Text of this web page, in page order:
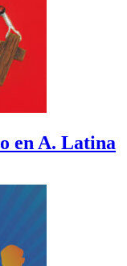
en A. Latina